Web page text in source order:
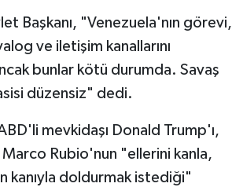
Başkanı, "Venezuela'nın görevi,
ve iletişim kanallarını
bunlar kötü durumda. Savaş
düzensiz" dedi.
mevkidaşı Donald Trump'ı,
Marco Rubio'nun "ellerini kanla,
kanıyla doldurmak istediği"